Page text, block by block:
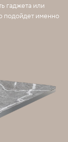
гаджета или
подойдет именно